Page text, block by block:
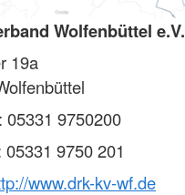
Wolfenbüttel e.V.
19a
05331 9750200
05331 9750 201
www.drk-kv-wf.de